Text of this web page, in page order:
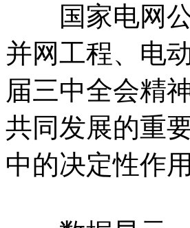
国家电网公
并网工程、电
届三中全会精
共同发展的重
中的决定性作用